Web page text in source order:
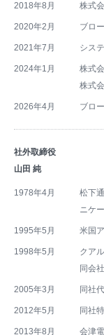
2018年8月 株式
2020年2月 ブロ
2021年7月 シス
2024年1月
株式
株式
2026年4月 ブロ
社外取締役
山田 純
1978年4月
松下
ニケ
1995年5月 米国
1998年5月
クア
同会
2005年3月 同社
2012年5月 同社
2013年8月 会津